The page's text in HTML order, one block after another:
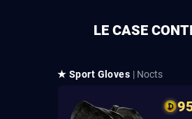
LE CASE
★ Sport Gloves | Nocts